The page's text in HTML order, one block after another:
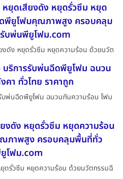
ยุดเสียงดัง หยุดรั่วซึม หยุด
พียูโฟมคุณภาพสูง ครอบคลุม
บพ่นพียูโฟม.com
ดัง หยุดรั่วซึม หยุดความร้อน ด้วยนวัต
ริการรับพ่นฉีดพียูโฟม ฉนวน
า ทั่วไทย ราคาถูก
พ่นฉีดพียูโฟม ฉนวนกันความร้อน โฟม
งดัง หยุดรั่วซึม หยุดความร้อน
ภาพสูง ครอบคลุมพื้นที่ทั่ว
โฟม.com
ดรั่วซึม หยุดความร้อน ด้วยนวัตกรรมฉี